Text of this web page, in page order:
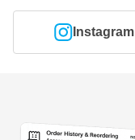
Instagram